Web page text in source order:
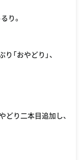
り。
「おやどり」、
どり二本目追加し、